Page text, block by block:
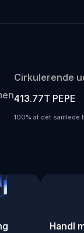
Cirkulerende
413.77T PEPE
100% af det samlede
Handl